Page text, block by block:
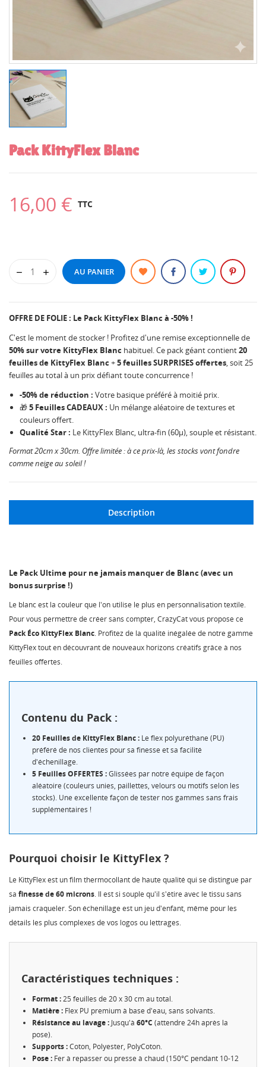
Pack KittyFlex Blanc
16,00 € TTC
AU PANIER
OFFRE DE FOLIE : Le Pack KittyFlex Blanc à -50% !
C'est le moment de stocker ! Profitez d'une remise exceptionnelle de
50% sur votre KittyFlex Blanc habituel. Ce pack géant contient20
feuilles de KittyFlex Blanc +5 feuilles SURPRISES offertes, soit 25
feuilles au total à un prix défiant toute concurrence !
-50% de réduction : Votre basique préféré à moitié prix.
🎁5 Feuilles CADEAUX : Un mélange aléatoire de textures et
couleurs offert.
Qualité Star : Le KittyFlex Blanc, ultra-fin (60µ), souple et résistant.
Format 20cm x 30cm. Offre limitée : à ce prix-là, les stocks vont fondre
comme neige au soleil !
Description
Le Pack Ultime pour ne jamais manquer de Blanc (avec un
bonus surprise !)
Le blanc est la couleur que l'on utilise le plus en personnalisation textile.
Pour vous permettre de créer sans compter, CrazyCat vous propose ce
Pack Éco KittyFlex Blanc. Profitez de la qualité inégalée de notre gamme
KittyFlex tout en découvrant de nouveaux horizons créatifs grâce à nos
feuilles offertes.
Contenu du Pack :
20 Feuilles de KittyFlex Blanc : Le flex polyuréthane (PU)
préféré de nos clientes pour sa finesse et sa facilité
d'échenillage.
5 Feuilles OFFERTES :Glissées par notre équipe de façon
aléatoire (couleurs unies, paillettes, velours ou motifs selon les
stocks). Une excellente façon de tester nos gammes sans frais
supplémentaires !
Pourquoi choisir le KittyFlex ?
Le KittyFlex est un film thermocollant de haute qualité qui se distingue par
sa finesse de 60 microns. Il est si souple qu'il s'étire avec le tissu sans
jamais craqueler. Son échenillage est un jeu d'enfant, même pour les
détails les plus complexes de vos logos ou lettrages.
Caractéristiques techniques :
Format :25 feuilles de 20 x 30 cm au total.
Matière : Flex PU premium à base d'eau, sans solvants.
Résistance au lavage : Jusqu'à 60°C (attendre 24h après la
pose).
Supports :Coton, Polyester, PolyCoton.
Pose : Fer à repasser ou presse à chaud (150°C pendant 10-12
MES LISTES
CRÉER UNE LISTE D'ENVIES
NOM DE LA LISTE D'ENVIES
CONNEXION
Vous devez être connecté pour ajouter des produits à
votre liste d'envies.